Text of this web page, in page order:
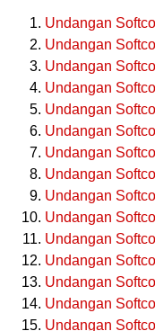
Undangan
Undangan
Undangan
Undangan
Undangan
Undangan
Undangan
Undangan
Undangan
Undangan
Undangan
Undangan
Undangan
Undangan
Undangan